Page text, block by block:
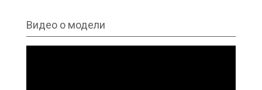
Всего с 1932 года по 1936 год произведено:
SS1 Coupe 1932 – 1936 произведено - 1637
Видео о модели